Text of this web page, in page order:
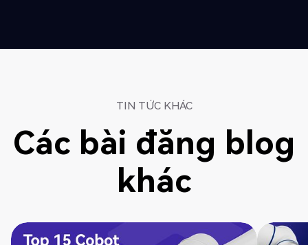
TIN TỨC KHÁC
Các bài đăng blog
khác